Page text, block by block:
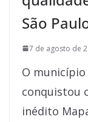
São
7 de agosto de
O município
conquistou
inédito